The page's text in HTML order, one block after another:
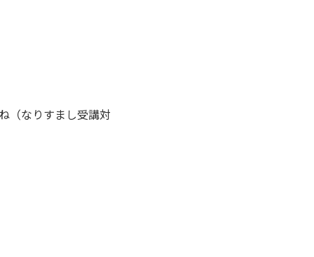
（なりすまし受講対